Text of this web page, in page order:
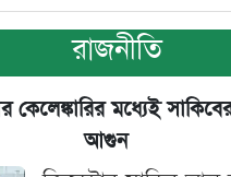
রাজনীতি
কেলেঙ্কারির মধ্যেই
আগুন